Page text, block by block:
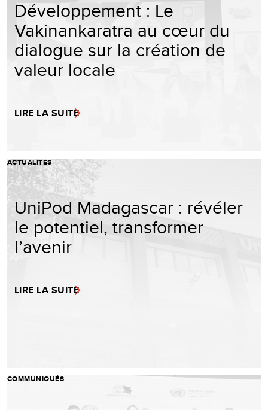
Développement : Le
Vakinankaratra au cœur du
dialogue sur la création de
valeur locale
LIRE LA SUITE
ACTUALITÉS
UniPod Madagascar : révéler
le potentiel, transformer
l’avenir
LIRE LA SUITE
COMMUNIQUÉS